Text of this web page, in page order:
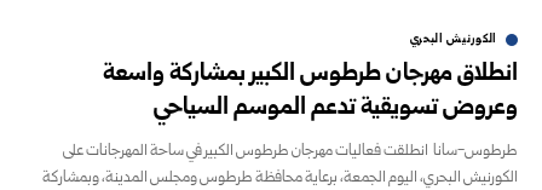
الكورنيش البحري
انطلاق مهرجان طرطوس الكبير بمشاركة واسعة
وعروض تسويقية تدعم الموسم السياحي
طرطوس-سانا انطلقت فعاليات مهرجان طرطوس الكبير في ساحة المهرجانات على
الكورنيش البحري، اليوم الجمعة، برعاية محافظة طرطوس ومجلس المدينة، وبمشاركة